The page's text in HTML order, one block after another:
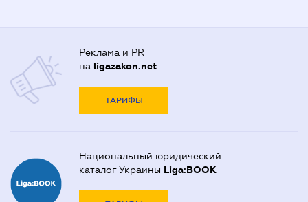
Реклама и PR
на ligazakon.net
ТАРИФЫ
Национальный юридический
каталог Украины Liga:BOOK